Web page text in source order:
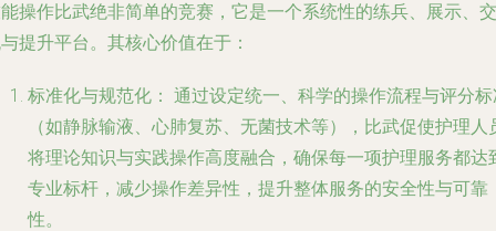
操作比武绝非简单的竞赛，它是一个系统性的练兵、展示、交
提升平台。其核心价值在于：
标准化与规范化： 通过设定统一、科学的操作流程与评分
（如静脉输液、心肺复苏、无菌技术等），比武促使护理人
将理论知识与实践操作高度融合，确保每一项护理服务都达
专业标杆，减少操作差异性，提升整体服务的安全性与可靠
性。